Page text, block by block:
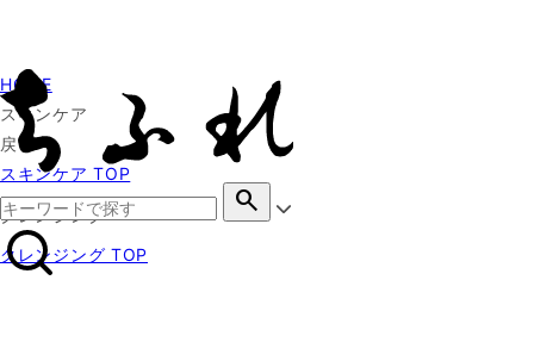
search
HOME
スキンケア
戻る
スキンケア TOP
クレンジング
クレンジング TOP